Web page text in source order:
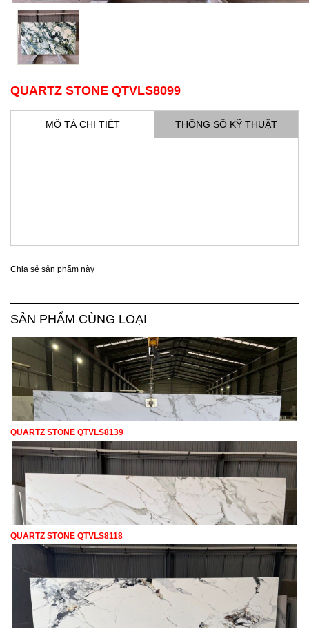
QUARTZ STONE QTVLS8099
MÔ TẢ CHI TIẾT THÔNG SỐ KỸ THUẬT
Chia sẻ sản phẩm này
SẢN PHẨM CÙNG LOẠI
QUARTZ STONE QTVLS8139
QUARTZ STONE QTVLS8118